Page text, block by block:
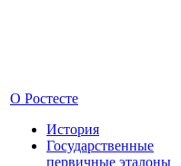
О Ростесте
История
Государственные
первичные эталоны